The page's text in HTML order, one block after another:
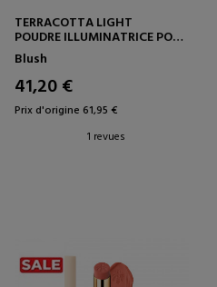
TERRACOTTA LIGHT
POUDRE ILLUMINATRICE POUR
UN TEINT NATURELLEMENT
ÉCLATANT - 96 %
D'INGRÉDIENTS D'ORIGINE
NATURELLE
Blush
41,20 €
Prix d'origine 61,95 €
1 revues